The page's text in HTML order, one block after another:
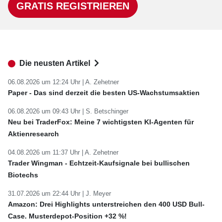
GRATIS REGISTRIEREN
Die neusten Artikel
06.08.2026 um 12:24 Uhr | A. Zehetner
Paper - Das sind derzeit die besten US-Wachstumsaktien
06.08.2026 um 09:43 Uhr | S. Betschinger
Neu bei TraderFox: Meine 7 wichtigsten KI-Agenten für
Aktienresearch
04.08.2026 um 11:37 Uhr | A. Zehetner
Trader Wingman - Echtzeit-Kaufsignale bei bullischen
Biotechs
31.07.2026 um 22:44 Uhr | J. Meyer
Amazon: Drei Highlights unterstreichen den 400 USD Bull-
Case. Musterdepot-Position +32 %!